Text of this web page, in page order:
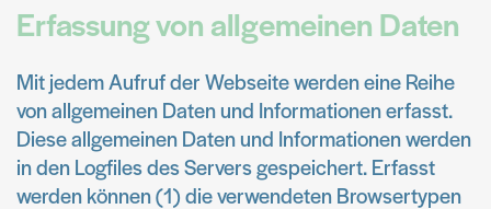
Erfassung von allgemeinen Daten
Mit jedem Aufruf der Webseite werden eine Reihe
von allgemeinen Daten und Informationen erfasst.
Diese allgemeinen Daten und Informationen werden
in den Logfiles des Servers gespeichert. Erfasst
werden können (1) die verwendeten Browsertypen